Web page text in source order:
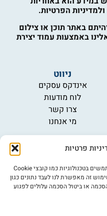
פרטיות
כדי לספק את החוויה הטובה ביותר, אנו משתמשים בטכנולוגיות כמו קובצי Cookie
זה מאפשרת לנו לעבד נתונים כגון
או ביטול הסכמה עלולים לפגוע
הפרטיות.
באתר תוכן או צילום
באמצעות עמוד יצירת
ניווט
אינדקס עסקים
לוח מודעות
צרו קשר
מי אנחנו